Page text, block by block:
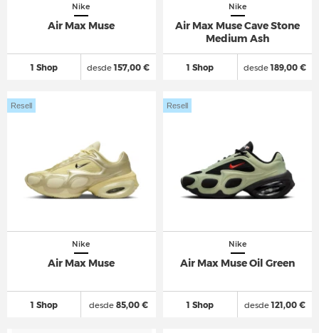
Nike
Air Max Muse
1 Shop desde157,00 €
Nike
Air Max Muse Cave Stone
Medium Ash
1 Shop desde189,00 €
Nike
Air Max Muse
1 Shop
Resell
desde85,00 €
Nike
Air Max Muse Oil Green
1 Shop
Resell
desde121,00 €